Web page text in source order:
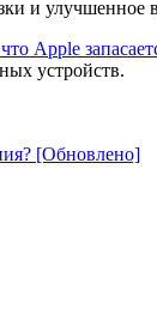
и
Apple
устройств.
[Обновлено]